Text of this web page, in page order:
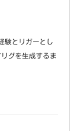
験とリガーとし
グを生成するま